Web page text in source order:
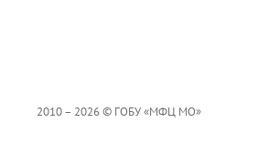
2010 – 2026 © ГОБУ «МФЦ МО»